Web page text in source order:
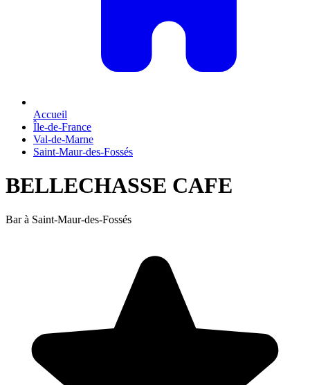
Accueil
Île-de-France
Val-de-Marne
Saint-Maur-des-Fossés
BELLECHASSE CAFE
Bar à Saint-Maur-des-Fossés